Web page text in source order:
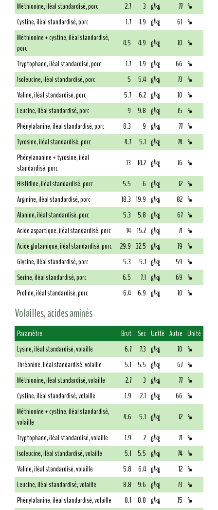
Méthionine, iléal standardisé, porc
2.7 3 g/kg 77 %
Cystine, iléal standardisé, porc
1.7 1.9 g/kg 61 %
Méthionine + cystine, iléal standardisé,
porc
4.5 4.9 g/kg 70 %
Tryptophane, iléal standardisé, porc
1.7 1.9 g/kg 66 %
Isoleucine, iléal standardisé, porc
5 5.4 g/kg 73 %
Valine, iléal standardisé, porc
5.7 6.2 g/kg 70 %
Leucine, iléal standardisé, porc
9 9.8 g/kg 75 %
Phénylalanine, iléal standardisé, porc
8.3 9 g/kg 77 %
Tyrosine, iléal standardisé, porc
4.7 5.1 g/kg 74 %
Phénylananine + tyrosine, iléal
standardisé, porc
13 14.2 g/kg 76 %
Histidine, iléal standardisé, porc
5.5 6 g/kg 72 %
Arginine, iléal standardisé, porc
18.3 19.9 g/kg 82 %
Alanine, iléal standardisé, porc
5.3 5.8 g/kg 67 %
Acide aspartique, iléal standardisé, porc
14 15.2 g/kg 71 %
Acide glutamique, iléal standardisé, porc
29.9 32.5 g/kg 79 %
Glycine, iléal standardisé, porc
5.3 5.7 g/kg 59 %
Serine, iléal standardisé, porc
6.5 7.1 g/kg 69 %
Proline, iléal standardisé, porc
6.4 6.9 g/kg 70 %
Volailles, acides aminés
Paramètre Brut Sec Unité Autre Unité
Lysine, iléal standardisé, volaille
6.7 7.3 g/kg 70 %
Thréonine, iléal standardisé, volaille
5.1 5.5 g/kg 67 %
Méthionine, iléal standardisé, volaille
2.7 3 g/kg 77 %
Cystine, iléal standardisé, volaille
1.9 2.1 g/kg 66 %
Méthionine + cystine, iléal standardisé,
volaille
4.6 5.1 g/kg 72 %
Tryptophane, iléal standardisé, volaille
1.9 2 g/kg 71 %
Isoleucine, iléal standardisé, volaille
5.1 5.5 g/kg 74 %
Valine, iléal standardisé, volaille
5.8 6.4 g/kg 72 %
Leucine, iléal standardisé, volaille
8.8 9.6 g/kg 73 %
Phénylalanine, iléal standardisé, volaille
8.1 8.8 g/kg 75 %